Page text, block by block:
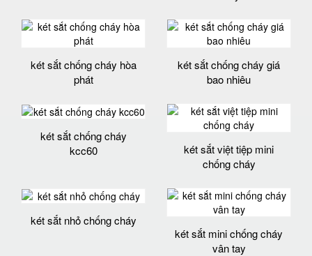
két sắt chống cháy hòa
phát
két sắt chống cháy giá
bao nhiêu
két sắt chống cháy
kcc60
két sắt việt tiệp mini
chống cháy
két sắt nhỏ chống cháy
két sắt mini chống cháy
vân tay